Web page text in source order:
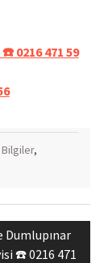
0216 471 59
Bilgiler,
Dumlupınar
☎️ 0216 471